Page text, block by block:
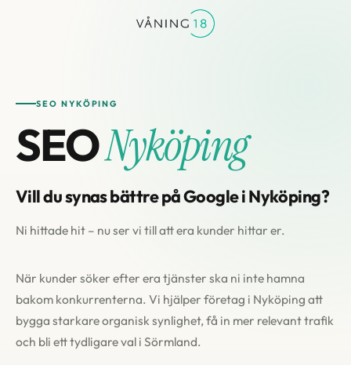
SEO NYKÖPING
SEONyköping
Vill du synas bättre på Google i Nyköping?
Ni hittade hit – nu ser vi till att era kunder hittar er.
När kunder söker efter era tjänster ska ni inte hamna
bakom konkurrenterna. Vi hjälper företag i Nyköping att
bygga starkare organisk synlighet, få in mer relevant trafik
och bli ett tydligare val i Sörmland.